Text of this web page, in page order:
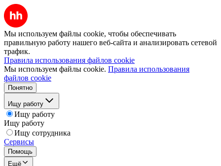
Мы используем файлы cookie, чтобы обеспечивать
правильную работу нашего веб-сайта и анализировать сетевой
трафик.
Правила использования файлов cookie
Мы используем файлы cookie. Правила использования
файлов cookie
Понятно
Ищу работу
Ищу работу
Ищу работу
Ищу сотрудника
Сервисы
Помощь
Ещё